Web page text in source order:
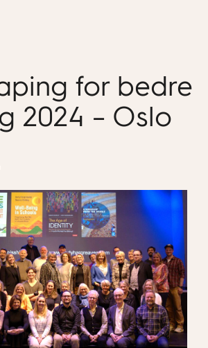
for bedre
2024 – Oslo